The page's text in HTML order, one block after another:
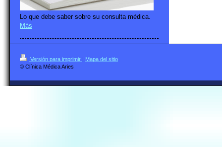
Lo que debe saber sobre su consulta médica.
Más
Versión para imprimir | Mapa del sitio
© Clínica Médica Aries